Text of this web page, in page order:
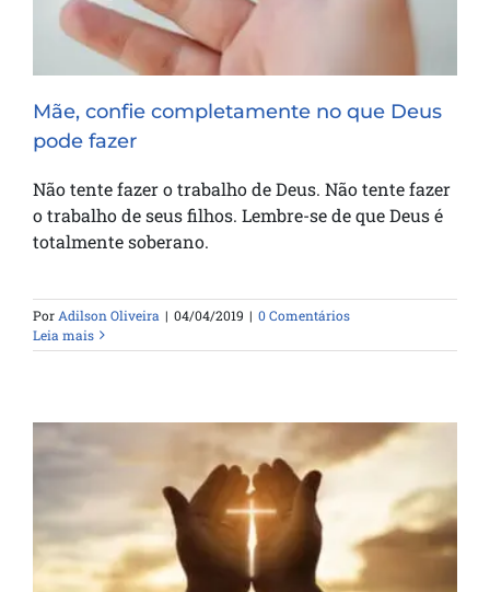
Mãe, confie completamente no que Deus
pode fazer
Não tente fazer o trabalho de Deus. Não tente fazer
o trabalho de seus filhos. Lembre-se de que Deus é
totalmente soberano.
Por Adilson Oliveira | 04/04/2019 | 0 Comentários
Leia mais
A misericórdia de Deus ao nos fazer
encarar o impossível